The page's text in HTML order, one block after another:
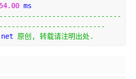
net 原创, 转载请注明出处.